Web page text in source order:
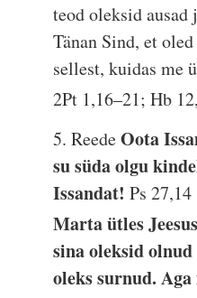
teod oleksid ausad
Tänan Sind, et
sellest, kuidas me
2Pt 1,16–21; Hb
5. ReedeOota
su süda olgu
Issandat!Ps 27,14
Marta ütles
sina oleksid
oleks surnud.